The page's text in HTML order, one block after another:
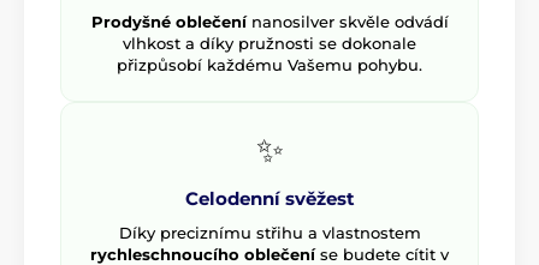
Prodyšné oblečenínanosilver skvěle odvádí
vlhkost a díky pružnosti se dokonale
přizpůsobí každému Vašemu pohybu.
✨
Celodenní svěžest
Díky preciznímu střihu a vlastnostem
rychleschnoucího oblečeníse budete cítit v